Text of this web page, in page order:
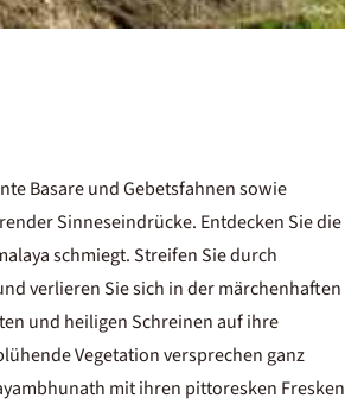
Basare und Gebetsfahnen sowie
Sinneseindrücke. Entdecken Sie die
schmiegt. Streifen Sie durch
verlieren Sie sich in der märchenhaften
und heiligen Schreinen auf ihre
Vegetation versprechen ganz
mit ihren pittoresken Fresken